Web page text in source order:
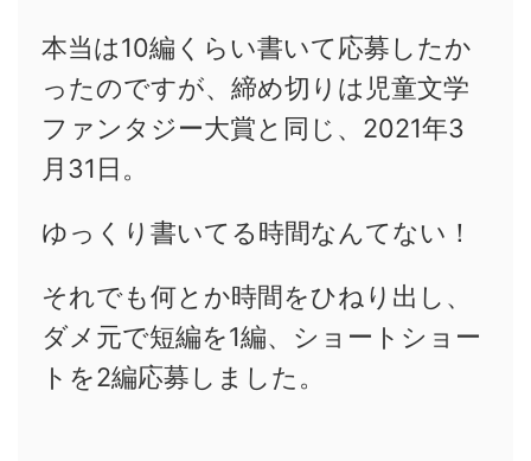
本当は10編くらい書いて応募したか
ったのですが、締め切りは児童文学
ファンタジー大賞と同じ、2021年3
月31日。
ゆっくり書いてる時間なんてない！
それでも何とか時間をひねり出し、
ダメ元で短編を1編、ショートショー
トを2編応募しました。